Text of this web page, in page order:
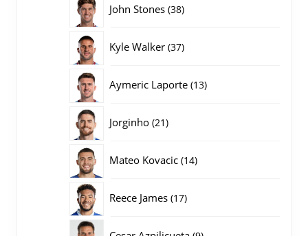
John Stones 3838
Kyle Walker 3737
Aymeric Laporte 1313
Jorginho 2121
Mateo Kovacic 1414
Reece James 1717